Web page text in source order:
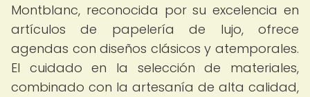
Montblanc, reconocida por su excelencia en
artículos de papelería de lujo, ofrece
agendas con diseños clásicos y atemporales.
El cuidado en la selección de materiales,
combinado con la artesanía de alta calidad,